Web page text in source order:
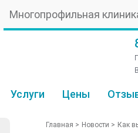
Многопрофильная
Услуги Цены
Главная > Новости > Как